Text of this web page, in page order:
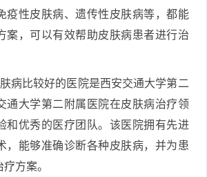
疫性皮肤病、遗传性皮肤病等，都能
案，可以有效帮助皮肤病患者进行治
病比较好的医院是西安交通大学第二
通大学第二附属医院在皮肤病治疗领
和优秀的医疗团队。该医院拥有先进
，能够准确诊断各种皮肤病，并为患
方案。